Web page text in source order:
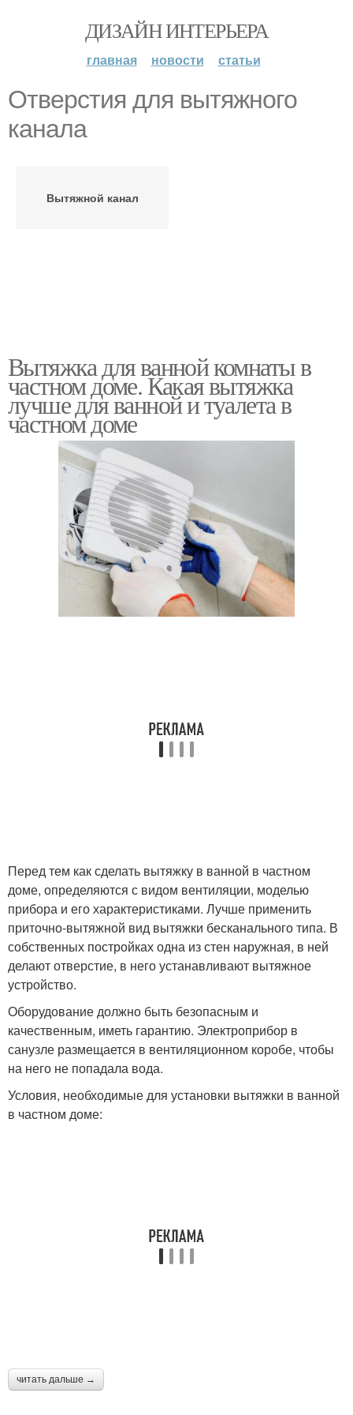
ДИЗАЙН ИНТЕРЬЕРА
главная новости статьи
Отверстия для вытяжного
канала
Вытяжной канал
Вытяжка для ванной комнаты в
частном доме. Какая вытяжка
лучше для ванной и туалета в
частном доме
Перед тем как сделать вытяжку в ванной в частном
доме, определяются с видом вентиляции, моделью
прибора и его характеристиками. Лучше применить
приточно-вытяжной вид вытяжки бесканального типа. В
собственных постройках одна из стен наружная, в ней
делают отверстие, в него устанавливают вытяжное
устройство.
Оборудование должно быть безопасным и
качественным, иметь гарантию. Электроприбор в
санузле размещается в вентиляционном коробе, чтобы
на него не попадала вода.
Условия, необходимые для установки вытяжки в ванной
в частном доме:
читать дальше →